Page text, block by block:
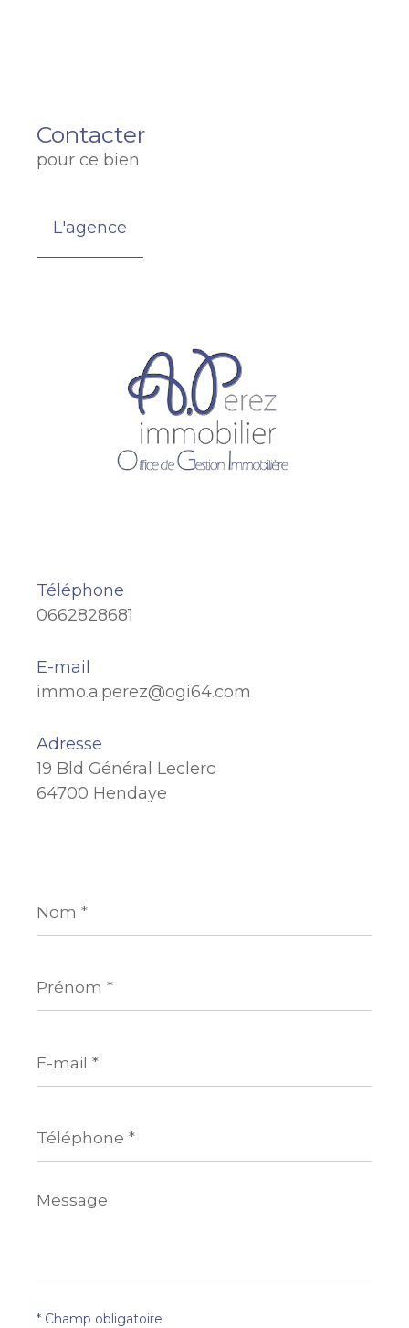
Contacter
pour ce bien
L'agence
Téléphone
0662828681
E-mail
immo.a.perez@ogi64.com
Adresse
19 Bld Général Leclerc
64700 Hendaye
*
*
mail
*
*
Message
*
* Champ obligatoire